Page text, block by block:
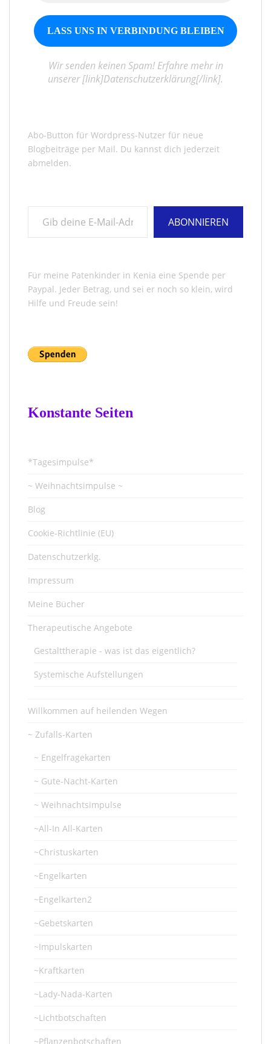
Wir senden keinen Spam! Erfahre mehr in
unserer [link]Datenschutzerklärung[/link].
Abo-Button für Wordpress-Nutzer für neue
Blogbeiträge per Mail. Du kannst dich jederzeit
abmelden.
ABONNIEREN
Für meine Patenkinder in Kenia eine Spende per
Paypal. Jeder Betrag, und sei er noch so klein, wird
Hilfe und Freude sein!
Konstante Seiten
*Tagesimpulse*
~ Weihnachtsimpulse ~
Blog
Cookie-Richtlinie (EU)
Datenschutzerklg.
Impressum
Meine Bücher
Therapeutische Angebote
Gestalttherapie - was ist das eigentlich?
Systemische Aufstellungen
Willkommen auf heilenden Wegen
~ Zufalls-Karten
~ Engelfragekarten
~ Gute-Nacht-Karten
~ Weihnachtsimpulse
~All-In All-Karten
~Christuskarten
~Engelkarten
~Engelkarten2
~Gebetskarten
~Impulskarten
~Kraftkarten
~Lady-Nada-Karten
~Lichtbotschaften
~Pflanzenbotschaften